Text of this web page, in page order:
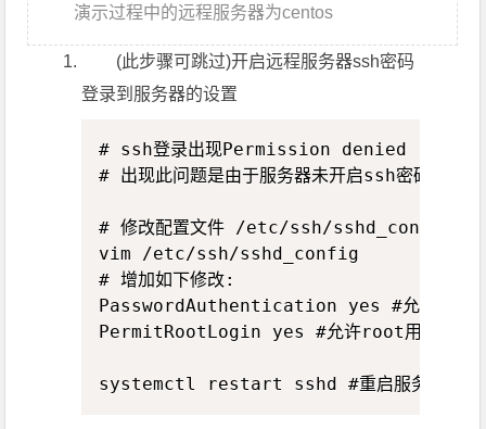
演示过程中的远程服务器为centos
(此步骤可跳过)开启远程服务器ssh密码
登录到服务器的设置
# ssh登录出现Permission denied
# 出现此问题是由于服务器未开启ssh密码登录
# 修改配置文件 /etc/ssh/sshd_config
vim /etc/ssh/sshd_config
# 增加如下修改:
PasswordAuthentication yes #允许密码
PermitRootLogin yes #允许root用户登入
systemctl restart sshd #重启服务
Copy